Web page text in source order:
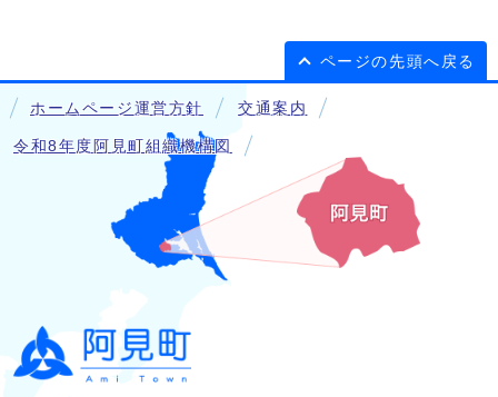
ページの先頭へ戻る
ホームページ運営方針 交通案内
令和8年度阿見町組織機構図